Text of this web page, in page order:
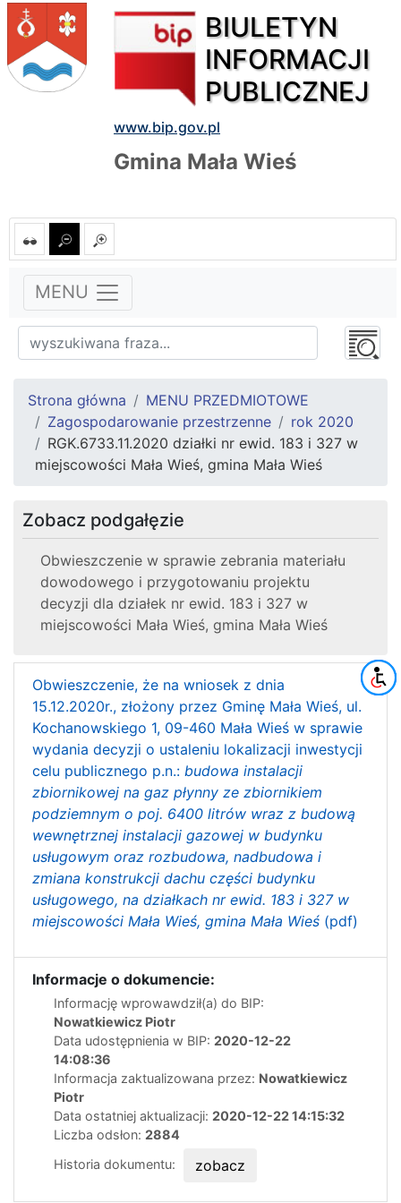
BIULETYN
INFORMACJI
PUBLICZNEJ
www.bip.gov.pl
Gmina Mała Wieś
MENU
Strona główna
MENU PRZEDMIOTOWE
Zagospodarowanie przestrzenne
rok 2020
RGK.6733.11.2020 działki nr ewid. 183 i 327 w
miejscowości Mała Wieś, gmina Mała Wieś
Zobacz podgałęzie
Obwieszczenie w sprawie zebrania materiału
dowodowego i przygotowaniu projektu
decyzji dla działek nr ewid. 183 i 327 w
miejscowości Mała Wieś, gmina Mała Wieś
Obwieszczenie, że na wniosek z dnia
15.12.2020r., złożony przez Gminę Mała Wieś, ul.
Kochanowskiego 1, 09-460 Mała Wieś w sprawie
wydania decyzji o ustaleniu lokalizacji inwestycji
celu publicznego p.n.: budowa instalacji
zbiornikowej na gaz płynny ze zbiornikiem
podziemnym o poj. 6400 litrów wraz z budową
wewnętrznej instalacji gazowej w budynku
usługowym oraz rozbudowa, nadbudowa i
zmiana konstrukcji dachu części budynku
usługowego, na działkach nr ewid. 183 i 327 w
miejscowości Mała Wieś, gmina Mała Wieś (pdf)
Informacje o dokumencie:
Informację wprowawdził(a) do BIP:
Nowatkiewicz Piotr
Data udostępnienia w BIP: 2020-12-22
14:08:36
Informacja zaktualizowana przez: Nowatkiewicz
Piotr
Data ostatniej aktualizacji: 2020-12-22 14:15:32
Liczba odsłon: 2884
Historia dokumentu:
zobacz